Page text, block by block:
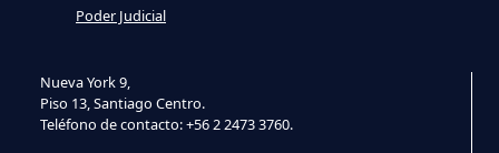
Nueva York 9,
Piso 13, Santiago Centro.
Teléfono de contacto: +56 2 2473 3760.
Poder Judicial